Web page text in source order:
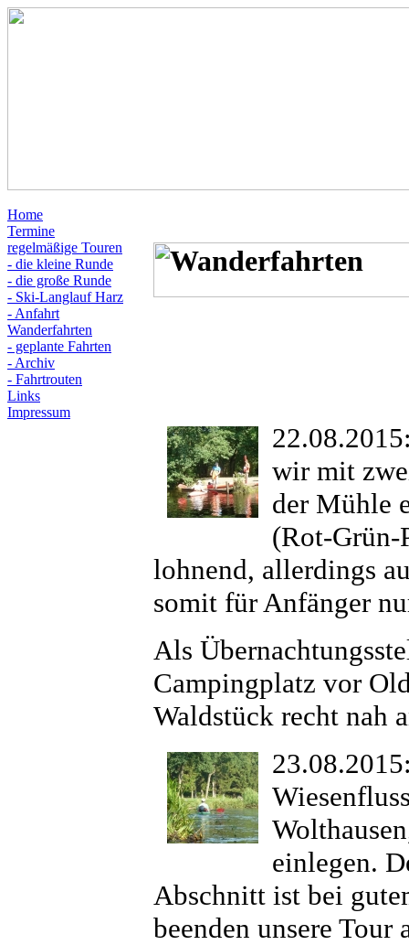
Home
Termine
regelmäßige Touren
- die kleine Runde
- die große Runde
- Ski-Langlauf Harz
- Anfahrt
Wanderfahrten
- geplante Fahrten
- Archiv
- Fahrtrouten
Links
Impressum
wir mit
der Mühle
(Rot-Grün-
lohnend, allerdings
somit für Anfänger
Als
Campingplatz vor
Waldstück recht nah
einlegen.
Abschnitt ist bei
beenden unsere Tour